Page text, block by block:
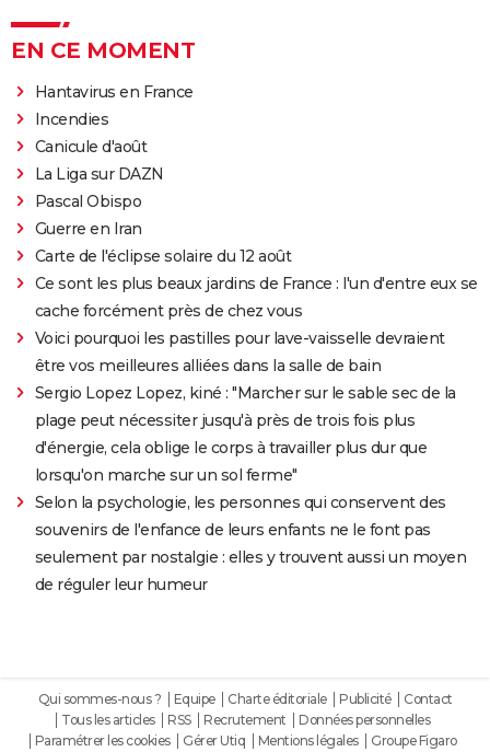
EN CE MOMENT
Hantavirus en France
Incendies
Canicule d'août
La Liga sur DAZN
Pascal Obispo
Guerre en Iran
Carte de l'éclipse solaire du 12 août
Ce sont les plus beaux jardins de France : l'un d'entre eux se
cache forcément près de chez vous
Voici pourquoi les pastilles pour lave-vaisselle devraient
être vos meilleures alliées dans la salle de bain
Sergio Lopez Lopez, kiné : "Marcher sur le sable sec de la
plage peut nécessiter jusqu'à près de trois fois plus
d'énergie, cela oblige le corps à travailler plus dur que
lorsqu'on marche sur un sol ferme"
Selon la psychologie, les personnes qui conservent des
souvenirs de l'enfance de leurs enfants ne le font pas
seulement par nostalgie : elles y trouvent aussi un moyen
de réguler leur humeur
Qui sommes-nous ? Equipe Charte éditoriale Publicité
Contact
Tous les articles
RSS Recrutement
Données personnelles
Paramétrer les cookies
Gérer Utiq Mentions légales Groupe Figaro